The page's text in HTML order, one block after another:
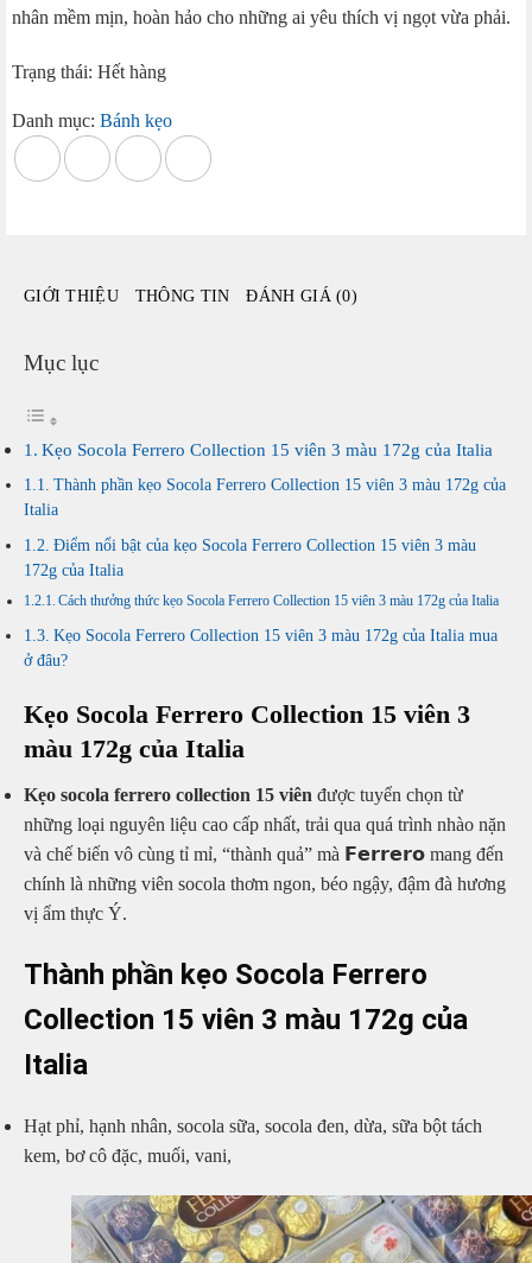
nhân mềm mịn, hoàn hảo cho những ai yêu thích vị ngọt vừa phải.
Trạng thái: Hết hàng
Danh mục: Bánh kẹo
GIỚI THIỆU THÔNG TIN ĐÁNH GIÁ (0)
Mục lục
Kẹo Socola Ferrero Collection 15 viên 3 màu 172g của Italia
Thành phần kẹo Socola Ferrero Collection 15 viên 3 màu 172g của
Italia
Điểm nổi bật của kẹo Socola Ferrero Collection 15 viên 3 màu
172g của Italia
Cách thưởng thức kẹo Socola Ferrero Collection 15 viên 3 màu 172g của Italia
Kẹo Socola Ferrero Collection 15 viên 3 màu 172g của Italia mua
ở đâu?
Kẹo Socola Ferrero Collection 15 viên 3
màu 172g của Italia
Kẹo socola ferrero collection 15 viên được tuyển chọn từ
những loại nguyên liệu cao cấp nhất, trải qua quá trình nhào nặn
và chế biến vô cùng tỉ mỉ, “thành quả” mà 𝗙𝗲𝗿𝗿𝗲𝗿𝗼 mang đến
chính là những viên socola thơm ngon, béo ngậy, đậm đà hương
vị ẩm thực Ý.
Thành phần kẹo Socola Ferrero
Collection 15 viên 3 màu 172g của
Italia
Hạt phỉ, hạnh nhân, socola sữa, socola đen, dừa, sữa bột tách
kem, bơ cô đặc, muối, vani,